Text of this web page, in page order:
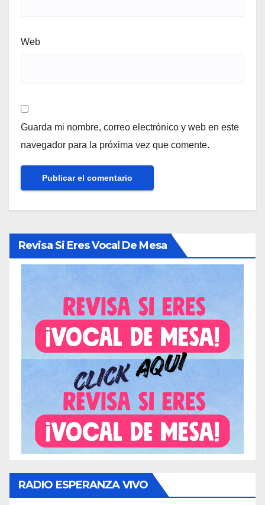
Web
Guarda mi nombre, correo electrónico y web en este
navegador para la próxima vez que comente.
Revisa Si Eres Vocal De Mesa
RADIO ESPERANZA VIVO